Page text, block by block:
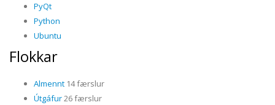
PyQt
Python
Ubuntu
Flokkar
Almennt 14 færslur
Útgáfur26 færslur